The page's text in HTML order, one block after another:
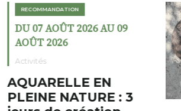
RECOMMANDATION
DU 02 AOÛT 2026 AU 23
AOÛT 2026
Expositions
Cochon charbon au
fumoir